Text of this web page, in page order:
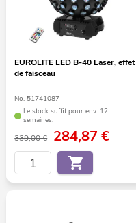
EUROLITE LED B-40 Laser, effet
de faisceau
No. 51741087
Le stock suffit pour env. 12
semaines.
339,00 € 284,87€